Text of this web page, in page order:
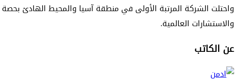
والاستشارات العالمية.
عن الكاتب